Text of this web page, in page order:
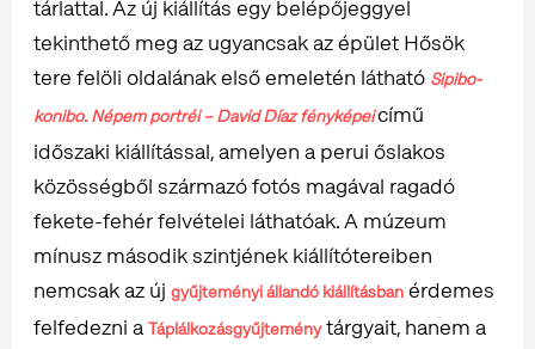
tárlattal. Az új kiállítás egy belépőjeggyel
tekinthető meg az ugyancsak az épület Hősök
tere felöli oldalának első emeletén látható Sipibo-
konibo. Népem portréi – David Díaz fényképeicímű
időszaki kiállítással, amelyen a perui őslakos
közösségből származó fotós magával ragadó
fekete-fehér felvételei láthatóak. A múzeum
mínusz második szintjének kiállítótereiben
nemcsak az új gyűjteményi állandó kiállításban érdemes
felfedezni aTáplálkozásgyűjteménytárgyait, hanem a